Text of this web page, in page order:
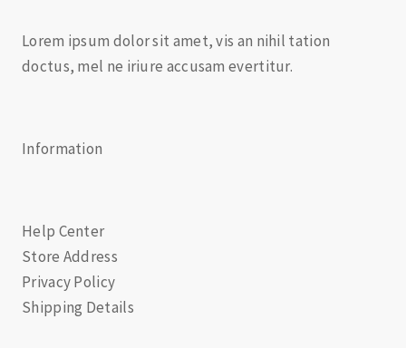
Lorem ipsum dolor sit amet, vis an nihil tation
doctus, mel ne iriure accusam evertitur.
Information
Help Center
Store Address
Privacy Policy
Shipping Details